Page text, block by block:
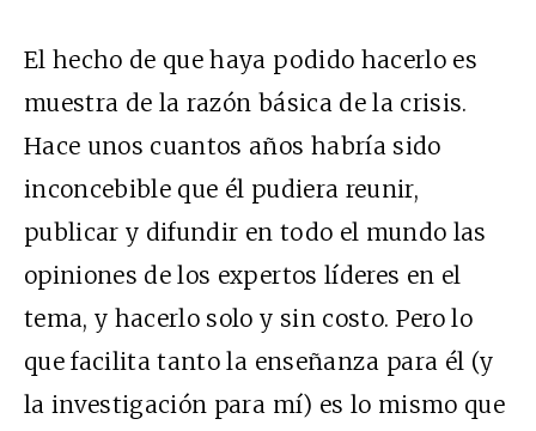
El hecho de que haya podido hacerlo es
muestra de la razón básica de la crisis.
Hace unos cuantos años habría sido
inconcebible que él pudiera reunir,
publicar y difundir en todo el mundo las
opiniones de los expertos líderes en el
tema, y hacerlo solo y sin costo. Pero lo
que facilita tanto la enseñanza para él (y
la investigación para mí) es lo mismo que